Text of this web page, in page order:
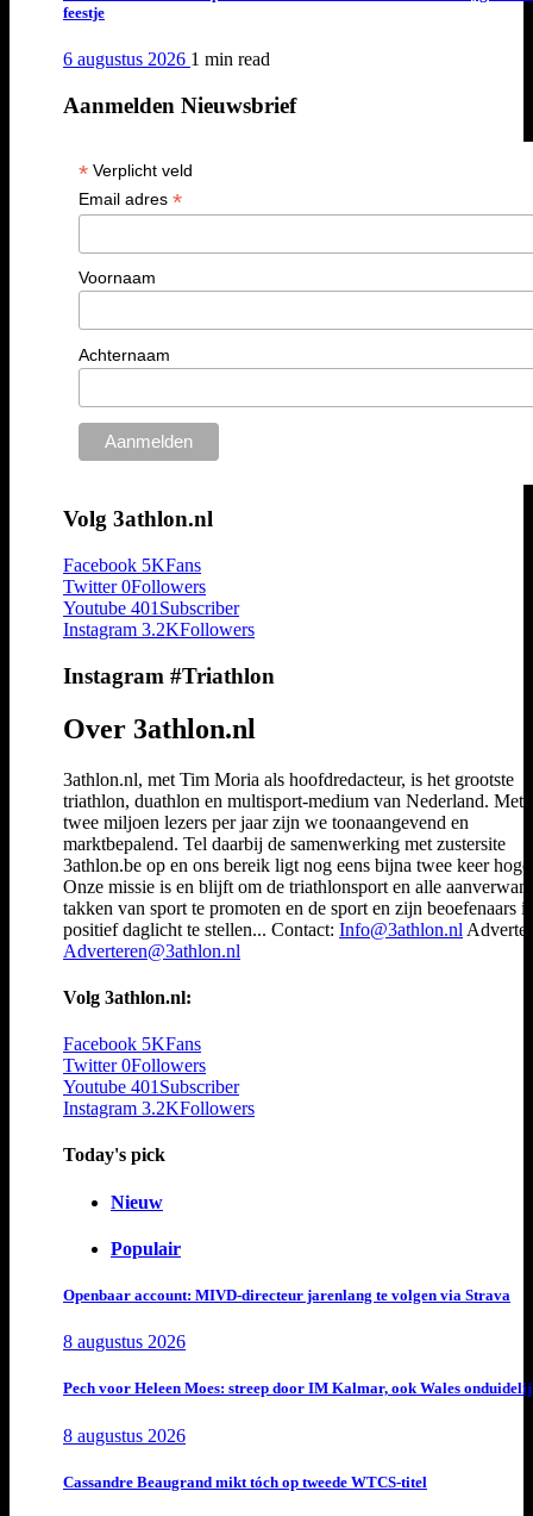
feestje
6 augustus 2026 1 min read
Aanmelden Nieuwsbrief
*Verplicht veld
Email adres *
Voornaam
Achternaam
Volg 3athlon.nl
Facebook 5KFans
Twitter 0Followers
Youtube 401 Subscriber
Instagram 3.2KFollowers
Instagram #Triathlon
Over 3athlon.nl
3athlon.nl, met Tim Moria als hoofdredacteur, is het grootste
triathlon, duathlon en multisport-medium van Nederland. Met
twee miljoen lezers per jaar zijn we toonaangevend en
marktbepalend. Tel daarbij de samenwerking met zustersite
3athlon.be op en ons bereik ligt nog eens bijna twee keer
Onze missie is en blijft om de triathlonsport en alle
takken van sport te promoten en de sport en zijn beoefenaars
positief daglicht te stellen... Contact: Info@3athlon.nl
Adverteren@3athlon.nl
Volg 3athlon.nl:
Facebook 5KFans
Twitter 0Followers
Youtube 401 Subscriber
Instagram 3.2KFollowers
Today's pick
Nieuw
Populair
Openbaar account: MIVD-directeur jarenlang te volgen via Strava
8 augustus 2026
Pech voor Heleen Moes: streep door IM Kalmar, ook Wales
8 augustus 2026
Cassandre Beaugrand mikt tóch op tweede WTCS-titel